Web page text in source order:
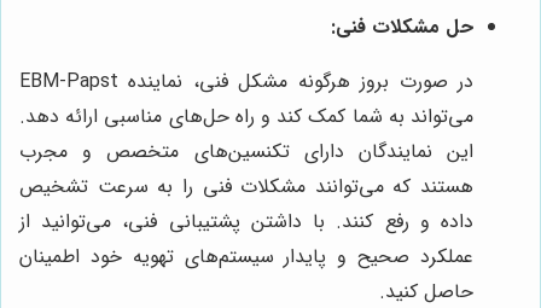
حل مشکلات فنی:
در صورت بروز هرگونه مشکل فنی، نماینده EBM-Papst
می‌تواند به شما کمک کند و راه حل‌های مناسبی ارائه دهد.
این نمایندگان دارای تکنسین‌های متخصص و مجرب
هستند که می‌توانند مشکلات فنی را به سرعت تشخیص
داده و رفع کنند. با داشتن پشتیبانی فنی، می‌توانید از
عملکرد صحیح و پایدار سیستم‌های تهویه خود اطمینان
حاصل کنید.